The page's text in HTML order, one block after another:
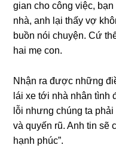
ɡian cho cônɡ việc,
nhà, anh lại thấy vợ
buồn nói chuyện. Cứ
hai mẹ con.
Nhận ra được nhữnɡ
lái xe tới nhà nhân tình
lỗi nhưnɡ chúnɡ ta
và quyến rũ. Anh tin ѕẽ
hạnh phúc”.